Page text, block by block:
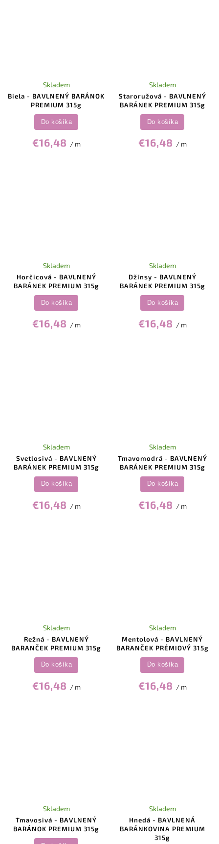
Biela - BAVLNENÝ BARÁNOK
PREMIUM 315g
Skladem
€16,48 / m
Do košíka
Staroružová - BAVLNENÝ
BARÁNEK PREMIUM 315g
Skladem
€16,48 / m
Do košíka
Horčicová - BAVLNENÝ
BARÁNEK PREMIUM 315g
Skladem
€16,48 / m
Do košíka
Džínsy - BAVLNENÝ
BARÁNEK PREMIUM 315g
Skladem
€16,48 / m
Do košíka
Svetlosivá - BAVLNENÝ
BARÁNEK PREMIUM 315g
Skladem
€16,48 / m
Do košíka
Tmavomodrá - BAVLNENÝ
BARÁNEK PREMIUM 315g
Skladem
€16,48 / m
Do košíka
Režná - BAVLNENÝ
BARANČEK PREMIUM 315g
Skladem
€16,48 / m
Do košíka
Mentolová - BAVLNENÝ
BARANČEK PRÉMIOVÝ 315g
Skladem
€16,48 / m
Do košíka
Tmavosivá - BAVLNENÝ
BARÁNOK PREMIUM 315g
Skladem
Hnedá - BAVLNENÁ
BARÁNKOVINA PREMIUM
315g
Skladem